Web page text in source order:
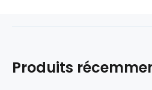
Produits